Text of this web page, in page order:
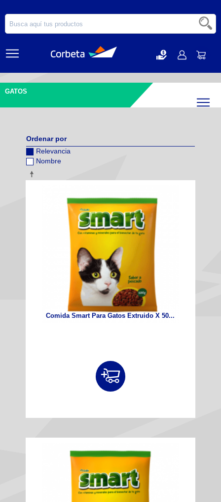
GATOS
Ordenar por
Relevancia
Nombre
Comida Smart Para Gatos Extruido X 50...